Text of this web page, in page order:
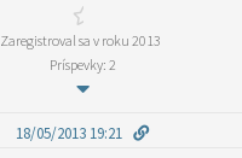
Zaregistroval sa v roku 2013
Príspevky: 2
18/05/2013 19:21